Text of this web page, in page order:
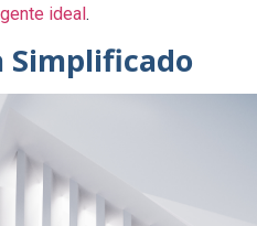
ideal .
Simplificado